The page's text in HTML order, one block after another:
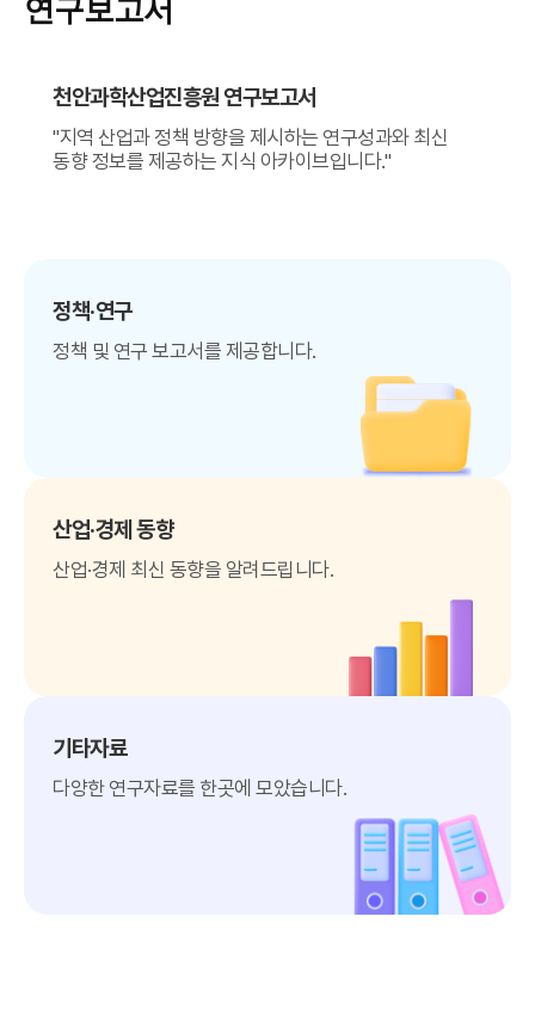
연구보고서
천안과학산업진흥원 연구보고서
"지역 산업과 정책 방향을 제시하는 연구성과와 최신
동향 정보를 제공하는 지식 아카이브입니다."
정책·연구
정책 및 연구 보고서를 제공합니다.
산업·경제 동향
산업·경제 최신 동향을 알려드립니다.
기타자료
다양한 연구자료를 한곳에 모았습니다.